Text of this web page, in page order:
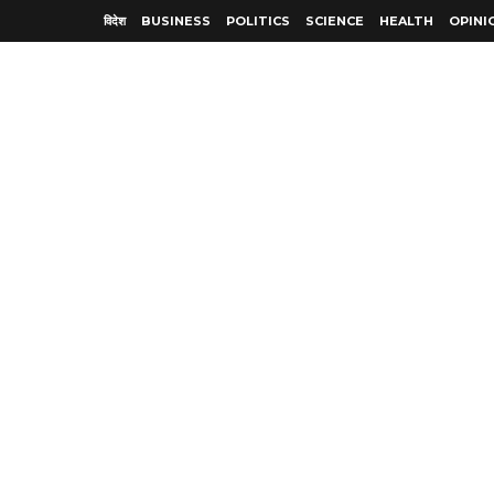
विदेश BUSINESS POLITICS SCIENCE HEALTH